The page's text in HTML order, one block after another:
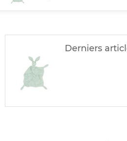
Derniers